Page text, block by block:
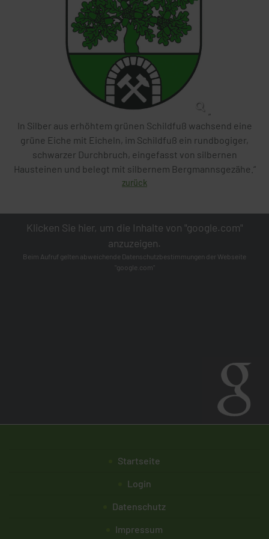
In Silber aus erhöhtem grünen Schildfuß wachsend eine
grüne Eiche mit Eicheln, im Schildfuß ein rundbogiger,
schwarzer Durchbruch, eingefasst von silbernen
Hausteinen und belegt mit silbernem Bergmannsgezähe.“
zurück
Klicken Sie hier, um die Inhalte von "google.com"
anzuzeigen.
Beim Aufruf gelten abweichende Datenschutzbestimmungen der Webseite
"google.com"
Startseite
Login
Datenschutz
Impressum